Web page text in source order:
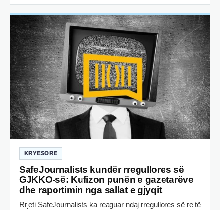
KRYESORE
SafeJournalists kundër rregullores së
GJKKO-së: Kufizon punën e gazetarëve
dhe raportimin nga sallat e gjyqit
Rrjeti SafeJournalists ka reaguar ndaj rregullores së re të